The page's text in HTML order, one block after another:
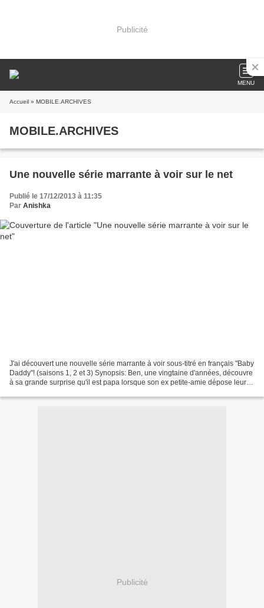
Publicité
MENU
Accueil » MOBILE.ARCHIVES
MOBILE.ARCHIVES
Une nouvelle série marrante à voir sur le net
Publié le 17/12/2013 à 11:35
Par Anishka
J'ai découvert une nouvelle série marrante à voir sous-titré en français "Baby
Daddy"! (saisons 1, 2 et 3) Synopsis: Ben, une vingtaine d'années, découvre
à sa grande surprise qu'il est papa lorsque son ex petite-amie dépose leur
Publicité